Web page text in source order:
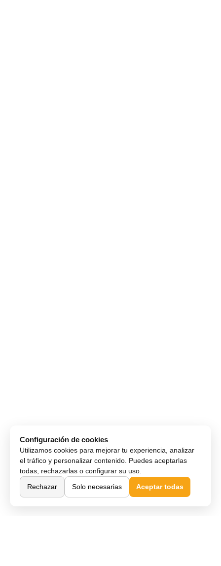
Configuración de cookies
Utilizamos cookies para mejorar tu experiencia, analizar
el tráfico y personalizar contenido. Puedes aceptarlas
todas, rechazarlas o configurar su uso.
Rechazar
Solo necesarias Aceptar todas